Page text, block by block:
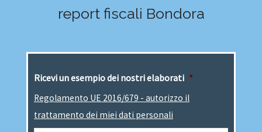
report fiscali Bondora
Ricevi un esempio dei nostri elaborati *
Regolamento UE 2016/679 - autorizzo il
trattamento dei miei dati personali